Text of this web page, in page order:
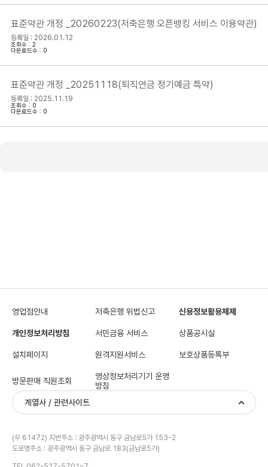
표준약관 개정 _20260223(저축은행 오픈뱅킹 서비스 이용약관)
등록일 : 2026.01.12
조회수 : 2
다운로드수 : 0
표준약관 개정 _20251118(퇴직연금 정기예금 특약)
등록일 : 2025.11.19
조회수 : 0
다운로드수 : 0
영업점안내 저축은행 위법신고 신용정보활용체제
개인정보처리방침 서민금융 서비스 상품공시실
설치페이지 원격지원서비스 보호상품등록부
방문판매 직원조회
영상정보처리기기 운영
방침
계열사 / 관련사이트
(우 61472) 지번주소 : 광주광역시 동구 금남로5가 153-2
도로명주소 : 광주광역시 동구 금남로 183(금남로5가)